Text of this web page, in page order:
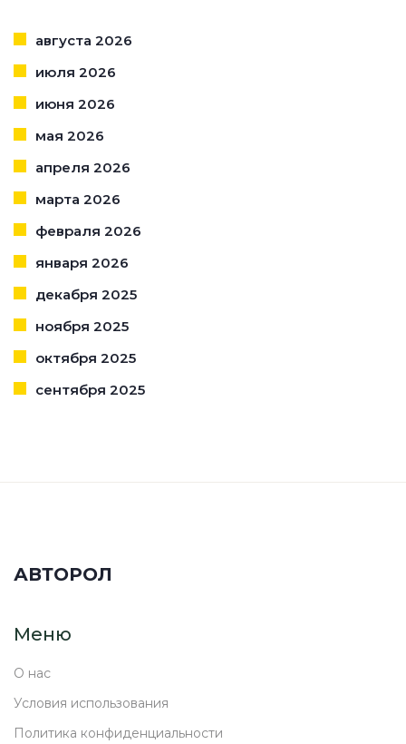
августа 2026
июля 2026
июня 2026
мая 2026
апреля 2026
марта 2026
февраля 2026
января 2026
декабря 2025
ноября 2025
октября 2025
сентября 2025
АВТОРОЛ
Меню
О нас
Условия использования
Политика конфиденциальности